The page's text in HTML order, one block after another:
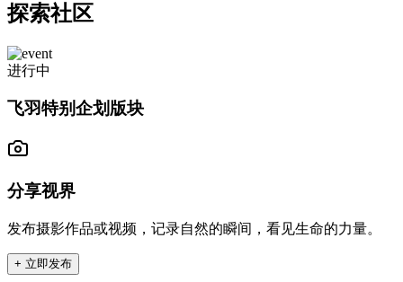
探索社区
进行中
飞羽特别企划版块
分享视界
发布摄影作品或视频，记录自然的瞬间，看见生命的力量。
+ 立即发布